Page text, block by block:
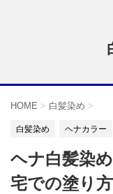
HOME > 白髪染め >
白髪染め ヘナカラー
ヘナ白髪染
宅での塗り